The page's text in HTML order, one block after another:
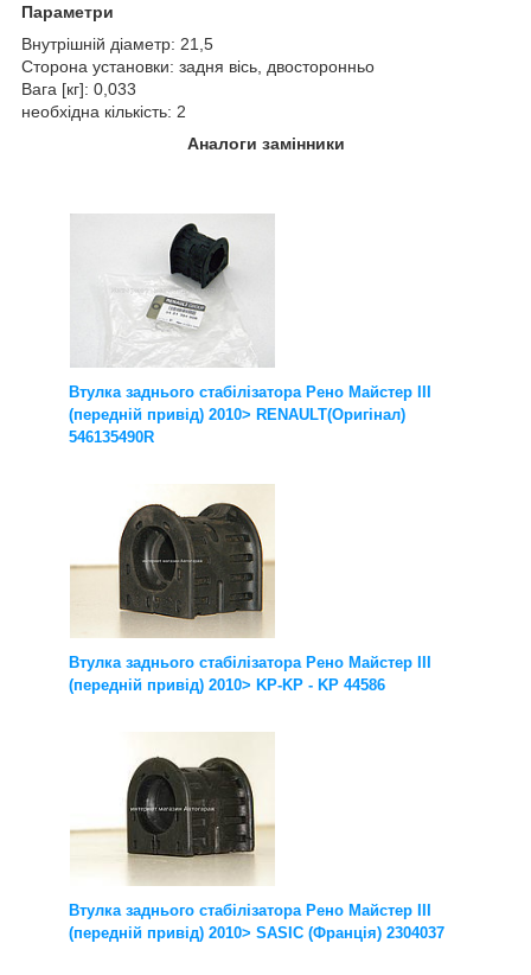
Параметри
Внутрішній діаметр: 21,5
Сторона установки: задня вісь, двосторонньо
Вага [кг]: 0,033
необхідна кількість: 2
Аналоги замінники
Втулка заднього стабілізатора Рено Майстер III
(передній привід) 2010> RENAULT(Оригінал)
546135490R
Втулка заднього стабілізатора Рено Майстер III
(передній привід) 2010> KP-KP - KP 44586
Втулка заднього стабілізатора Рено Майстер III
(передній привід) 2010> SASIC (Франція) 2304037